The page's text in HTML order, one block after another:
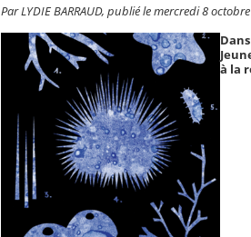
Par LYDIE BARRAUD, publié le mercredi 8
à la